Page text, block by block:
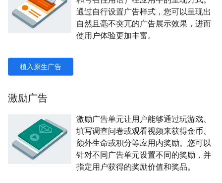
通过自行设置广告样式，您可以呈现出
自然且毫不突兀的广告展示效果，进而
使用户体验更加丰富。
植入原生广告
激励广告
激励广告单元让用户能够通过玩游戏、
填写调查问卷或观看视频来获得金币、
额外生命或积分等应用内奖励。您可以
针对不同广告单元设置不同的奖励，并
指定用户获得的奖励价值和奖品。